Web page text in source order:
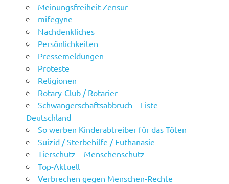
Meinungsfreiheit-Zensur
mifegyne
Nachdenkliches
Persönlichkeiten
Pressemeldungen
Proteste
Religionen
Rotary-Club / Rotarier
Schwangerschaftsabbruch – Liste –
Deutschland
So werben Kinderabtreiber für das Töten
Suizid / Sterbehilfe / Euthanasie
Tierschutz – Menschenschutz
Top-Aktuell
Verbrechen gegen Menschen-Rechte